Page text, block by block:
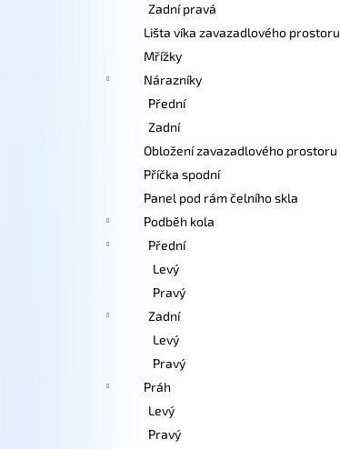
Zadní pravá
Lišta víka zavazadlového prostoru
Mřížky
Nárazníky
Přední
Zadní
Obložení zavazadlového prostoru
Příčka spodní
Panel pod rám čelního skla
Podběh kola
Přední
Levý
Pravý
Zadní
Levý
Pravý
Práh
Levý
Pravý